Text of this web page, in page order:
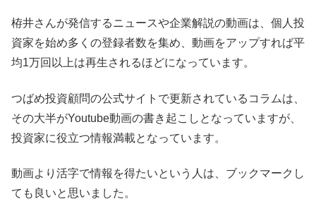
栫井さんが発信するニュースや企業解説の動画は、個人投
資家を始め多くの登録者数を集め、動画をアップすれば平
均1万回以上は再生されるほどになっています。
つばめ投資顧問の公式サイトで更新されているコラムは、
その大半がYoutube動画の書き起こしとなっていますが、
投資家に役立つ情報満載となっています。
動画より活字で情報を得たいという人は、ブックマークし
ても良いと思いました。